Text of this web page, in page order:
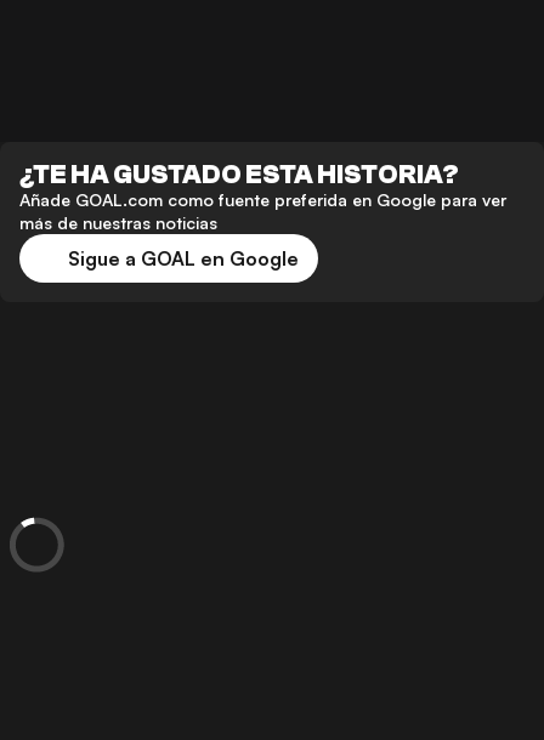
¿TE HA GUSTADO ESTA HISTORIA?
Añade GOAL.com como fuente preferida en Google para ver
más de nuestras noticias
Sigue a GOAL en Google